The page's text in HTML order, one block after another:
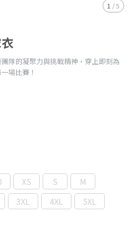
1 /5
隊的凝聚力與挑戰精神，穿上即刻為
場比賽！
XS S
M
3XL 4XL
5XL